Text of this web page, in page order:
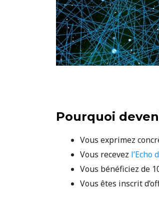
Pourquoi
Vous exprimez
Vous recevez l’Echo
Vous bénéficiez de
Vous êtes inscrit